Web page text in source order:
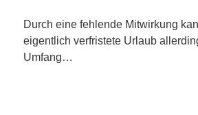
Durch eine fehlende Mitwirkung
eigentlich verfristete Urlaub
Umfang…